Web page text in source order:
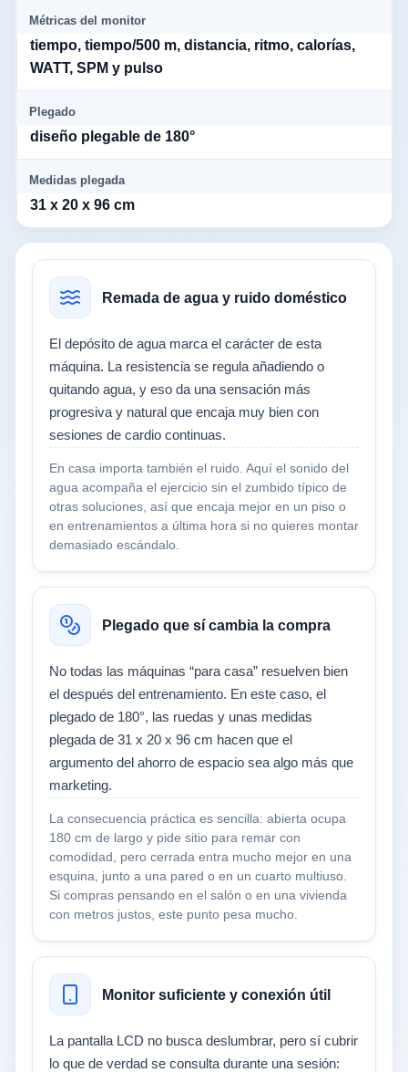
Métricas del monitor
tiempo, tiempo/500 m, distancia, ritmo, calorías,
WATT, SPM y pulso
Plegado
diseño plegable de 180°
Medidas plegada
31 x 20 x 96 cm
Remada de agua y ruido doméstico
El depósito de agua marca el carácter de esta
máquina. La resistencia se regula añadiendo o
quitando agua, y eso da una sensación más
progresiva y natural que encaja muy bien con
sesiones de cardio continuas.
En casa importa también el ruido. Aquí el sonido del
agua acompaña el ejercicio sin el zumbido típico de
otras soluciones, así que encaja mejor en un piso o
en entrenamientos a última hora si no quieres montar
demasiado escándalo.
Plegado que sí cambia la compra
No todas las máquinas “para casa” resuelven bien
el después del entrenamiento. En este caso, el
plegado de 180°, las ruedas y unas medidas
plegada de 31 x 20 x 96 cm hacen que el
argumento del ahorro de espacio sea algo más que
marketing.
La consecuencia práctica es sencilla: abierta ocupa
180 cm de largo y pide sitio para remar con
comodidad, pero cerrada entra mucho mejor en una
esquina, junto a una pared o en un cuarto multiuso.
Si compras pensando en el salón o en una vivienda
con metros justos, este punto pesa mucho.
Monitor suficiente y conexión útil
La pantalla LCD no busca deslumbrar, pero sí cubrir
lo que de verdad se consulta durante una sesión: